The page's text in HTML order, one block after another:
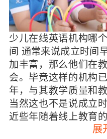
少儿在线英语机构哪
间 通常来说成立时间
加丰富，那么他们在
会。毕竟这样的机构
年，与其教学质量和
当然这也不是说成立
近些年随着线上教育
构也是做得很好的。展